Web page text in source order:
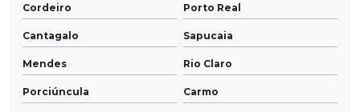
Cordeiro Porto Real
Cantagalo Sapucaia
Mendes Rio Claro
Porciúncula Carmo